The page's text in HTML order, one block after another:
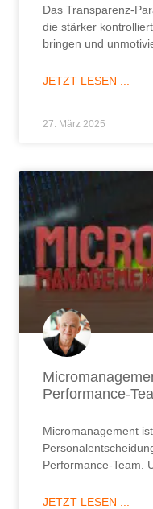
Das Transparenz-
die stärker
bringen und
JETZT LESEN ...
27. März 2025
Performance-
Micromanagement
Performance-Team.
JETZT LESEN ...